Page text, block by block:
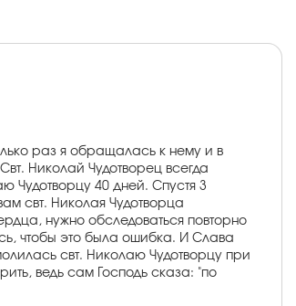
раз я обращалась к нему и в
Николай Чудотворец всегда
Чудотворцу 40 дней. Спустя 3
свт. Николая Чудотворца
нужно обследоваться повторно
чтобы это была ошибка. И Слава
свт. Николаю Чудотворцу при
ведь сам Господь сказа: "по